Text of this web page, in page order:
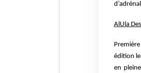
AlUla
édition
en